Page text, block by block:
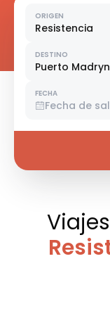
ORIGEN
Resistencia
DESTINO
Puerto Madryn
FECHA
Fecha de